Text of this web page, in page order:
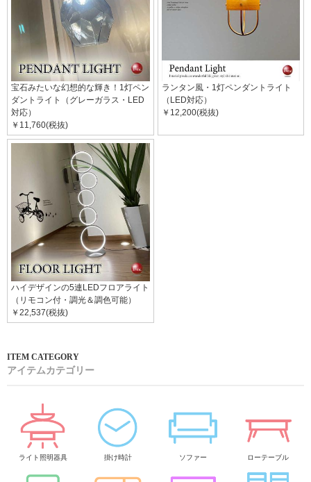
宝石みたいな幻想的な輝き！1灯ペン
ダントライト（グレーガラス・LED
対応）
￥11,760(税抜)
ランタン風・1灯ペンダントライト
（LED対応）
￥12,200(税抜)
ハイデザインの5連LEDフロアライト
（リモコン付・調光＆調色可能）
￥22,537(税抜)
アイテムカテゴリー
ライト照明器具 掛け時計 ソファー ローテーブル